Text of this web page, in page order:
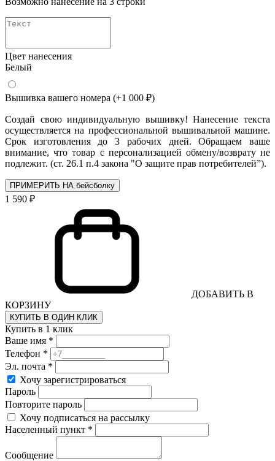
Цвет нанесения
Белый
Вышивка вашего номера (+1 000 ₽)
Создай свою индивидуальную вышивку! Нанесение текста
осуществляется на профессиональной вышивальной машине.
Срок изготовления до 3 рабочих дней. Обращаем ваше
внимание, что товар с персонализацией обмену/возврату не
подлежит. (ст. 26.1 п.4 закона "О защите прав потребителей”).
ПРИМЕРИТЬ НА бейсболку
1 590 ₽
ДОБАВИТЬ В
КОРЗИНУ
КУПИТЬ В ОДИН КЛИК
Купить в 1 клик
Ваше имя *
Телефон *
Эл. почта *
Хочу зарегистрироваться
Пароль
Повторите пароль
Хочу подписаться на рассылку
Населенный пункт *
Сообщение